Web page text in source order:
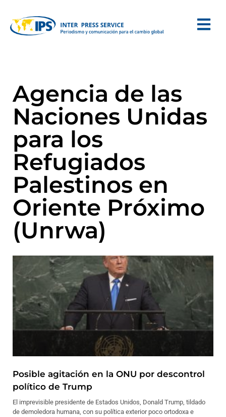
Agencia de las
Naciones Unidas
para los
Refugiados
Palestinos en
Oriente Próximo
(Unrwa)
Posible agitación en la ONU por descontrol
político de Trump
El imprevisible presidente de Estados Unidos, Donald Trump, tildado
de demoledora humana, con su política exterior poco ortodoxa e